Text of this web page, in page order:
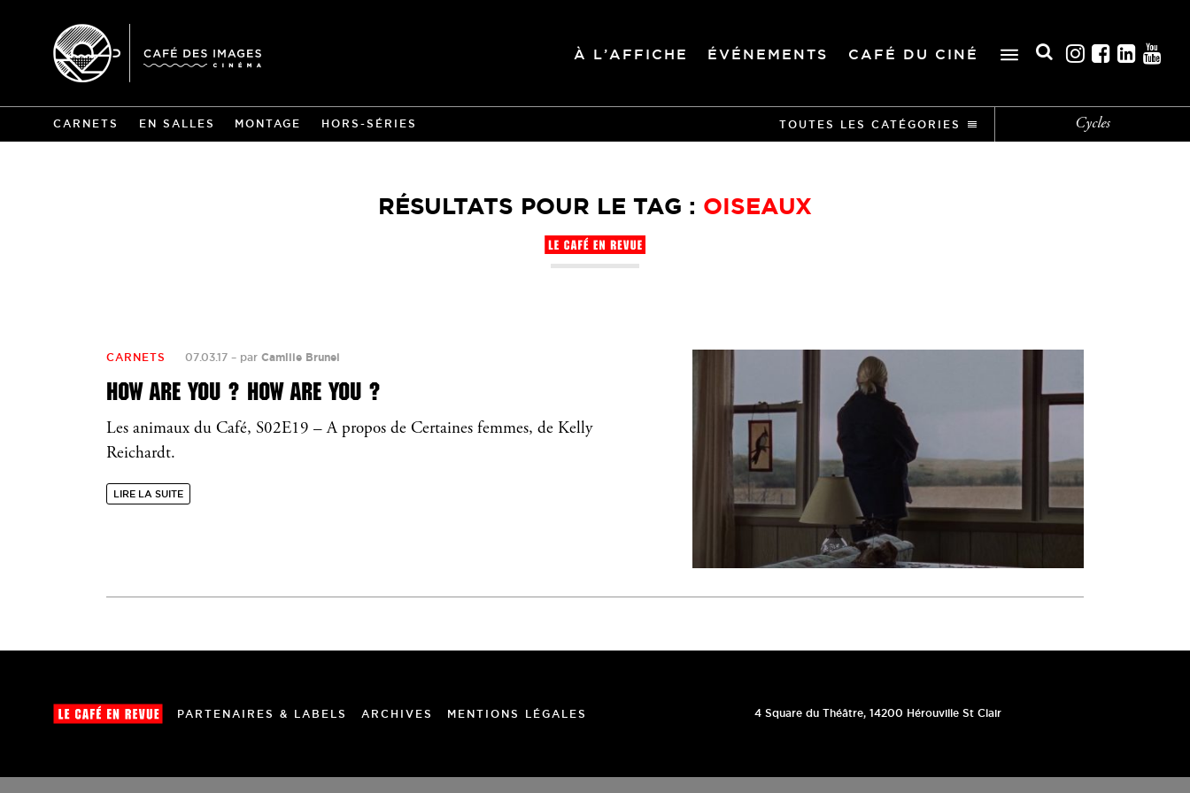
À L’AFFICHE ÉVÉNEMENTS CAFÉ DU CINÉ
CARNETS EN SALLES MONTAGE HORS-SÉRIES TOUTES LES CATÉGORIES Cycles
RÉSULTATS POUR LE TAG : OISEAUX
CARNETS 07.03.17 – par Camille Brunel
HOW ARE YOU ? HOW ARE YOU ?
Les animaux du Café, S02E19 – A propos de Certaines femmes, de Kelly
Reichardt.
LIRE LA SUITE
PARTENAIRES & LABELS ARCHIVES MENTIONS LÉGALES 4 Square du Théâtre, 14200 Hérouville St Clair